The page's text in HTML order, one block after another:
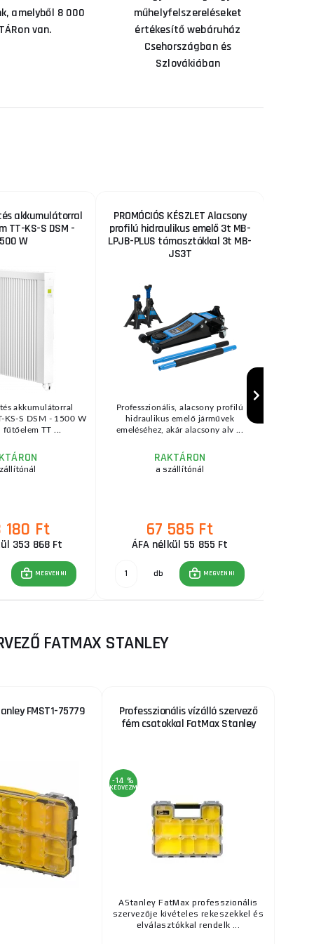
amelyből 8 000
van.
műhelyfelszereléseket
értékesítő webáruház
Csehországban és
Szlovákiában
akkumulátorral
TT-KS-S DSM -
W
akkumulátorral
KS-S DSM - 1500 W
fűtőelem TT ...
180 Ft
353 868 Ft
MEGVENNI
PROMÓCIÓS KÉSZLET Alacsony
profilú hidraulikus emelő 3t MB-
LPJB-PLUS támasztókkal 3t MB-
JS3T
Professzionális, alacsony profilú
hidraulikus emelő járművek
emeléséhez, akár alacsony alv ...
RAKTÁRON
a szállítónál
67 585 Ft
ÁFA nélkül 55 855 Ft
db MEGVENNI
FATMAX STANLEY
FMST1-75779
Professzionális vízálló szervező
fém csatokkal FatMax Stanley
-14 %
KEDVEZMÉNY
AStanley FatMax professzionális
szervezője kivételes rekeszekkel és
elválasztókkal rendelk ...